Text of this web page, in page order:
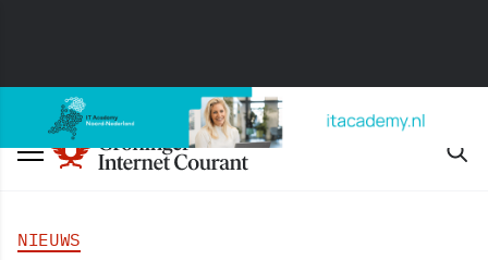
NIEUWS